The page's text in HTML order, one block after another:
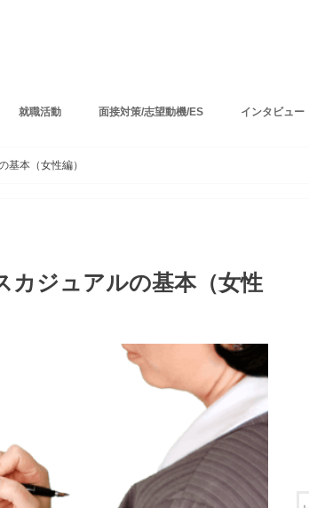
就職活動 面接対策/志望動機/ES インタビュー
基本（女性編）
カジュアルの基本（女性